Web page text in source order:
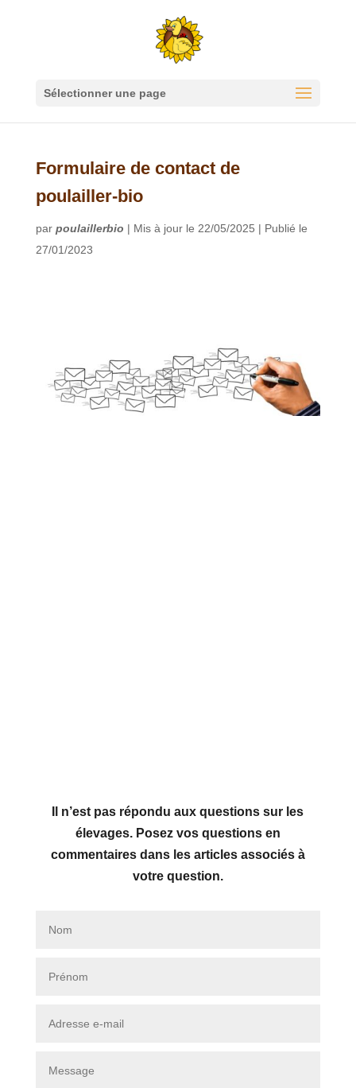
Sélectionner une page
Formulaire de contact de
poulailler-bio
par poulaillerbio | Mis à jour le 22/05/2025 | Publié le
27/01/2023
Il n’est pas répondu aux questions sur les
élevages. Posez vos questions en
commentaires dans les articles associés à
votre question.